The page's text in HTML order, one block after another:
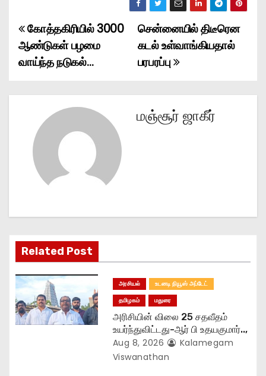
P
o
a
t
i
o
சென்னையில் திடீரென
கடல் உள்வாங்கியதால்
பரபரப்பு
கோத்தகிரியில் 3000
ஆண்டுகள் பழமை
வாய்ந்த நடுகல்…
மஞ்சூர் ஜாகீர்
Related Post
அரசியல்
உடனடி நியூஸ் அப்டேட்
தமிழகம்
மதுரை
அரிசியின் விலை 25 சதவீதம்
உயர்ந்துவிட்டது-ஆர் பி உதயகுமார்..,
Aug 8, 2026
Kalamegam
Viswanathan